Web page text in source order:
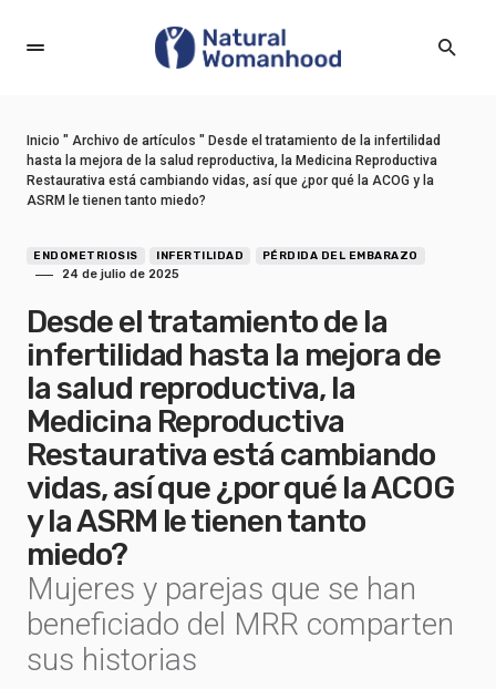
Inicio " Archivo de artículos " Desde el tratamiento de la infertilidad
hasta la mejora de la salud reproductiva, la Medicina Reproductiva
Restaurativa está cambiando vidas, así que ¿por qué la ACOG y la
ASRM le tienen tanto miedo?
ENDOMETRIOSIS INFERTILIDAD PÉRDIDA DEL EMBARAZO
24 de julio de 2025
Desde el tratamiento de la
infertilidad hasta la mejora de
la salud reproductiva, la
Medicina Reproductiva
Restaurativa está cambiando
vidas, así que ¿por qué la ACOG
y la ASRM le tienen tanto
miedo?
Mujeres y parejas que se han
beneficiado del MRR comparten
sus historias